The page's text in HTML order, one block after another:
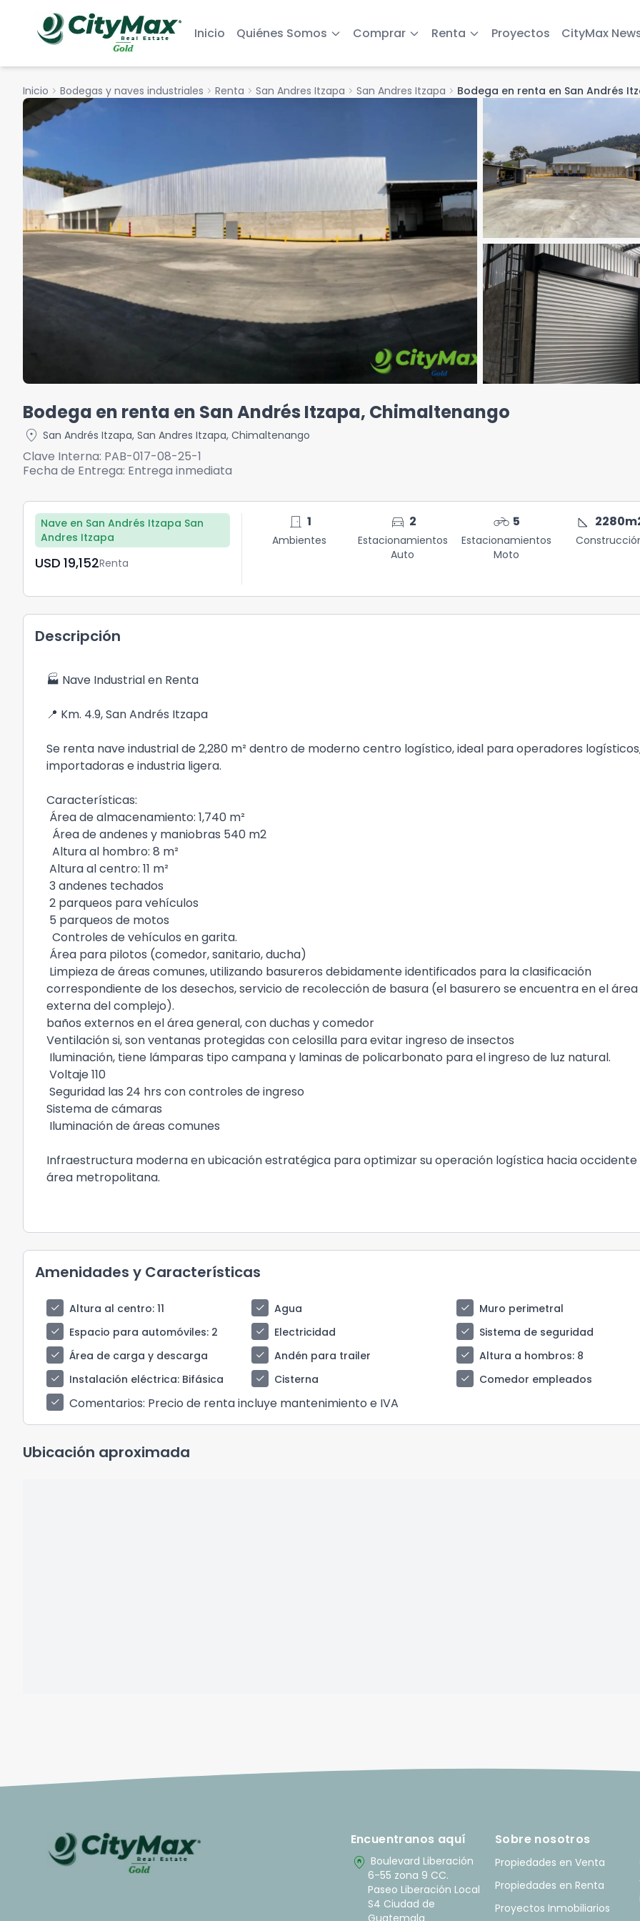
Inicio Quiénes Somos Comprar Renta Proyectos CityMax
Inicio chevron_right Bodegas y naves industriales chevron_right Renta chevron_right San Andres Itzapa chevron_right San Andres Itzapa chevron_right Bodega en renta en San Andrés
Bodega en renta en San Andrés Itzapa, Chimaltenango
location_on San Andrés Itzapa, San Andres Itzapa, Chimaltenango
Clave Interna: PAB-017-08-25-1
Fecha de Entrega: Entrega inmediata
Nave en San Andrés Itzapa San
Andres Itzapa
USD	19,152Renta
door_front 1
Ambientes
directions_car 2
Estacionamientos
Auto
motorcycle 5
Estacionamientos
Moto
square_foot 2280
Descripción
🏭 Nave Industrial en Renta
📍 Km. 4.9, San Andrés Itzapa
Se renta nave industrial de 2,280 m² dentro de moderno centro logístico, ideal para operadores
importadoras e industria ligera.
Características:
Área de almacenamiento: 1,740 m²
Área de andenes y maniobras 540 m2
Altura al hombro: 8 m²
Altura al centro: 11 m²
3 andenes techados
2 parqueos para vehículos
5 parqueos de motos
Controles de vehículos en garita.
Área para pilotos (comedor, sanitario, ducha)
Limpieza de áreas comunes, utilizando basureros debidamente identificados para la clasificación
correspondiente de los desechos, servicio de recolección de basura (el basurero se encuentra en el área
externa del complejo).
baños externos en el área general, con duchas y comedor
Ventilación si, son ventanas protegidas con celosilla para evitar ingreso de insectos
Iluminación, tiene lámparas tipo campana y laminas de policarbonato para el ingreso de luz natural.
Voltaje 110
Seguridad las 24 hrs con controles de ingreso
Sistema de cámaras
Iluminación de áreas comunes
Infraestructura moderna en ubicación estratégica para optimizar su operación logística hacia occidente
área metropolitana.
Amenidades y Características
check Altura al centro: 11 check Agua check
Muro perimetral
check
Espacio para automóviles: 2 check Electricidad check
Sistema de seguridad
check
Área de carga y descarga check Andén para trailer check Altura a hombros: 8
check
Instalación eléctrica: Bifásica check Cisterna check
Comedor empleados
check
Comentarios: Precio de renta incluye mantenimiento e IVA
Ubicación aproximada
Encuentranos aquí
home_pin Boulevard Liberación
6-55 zona 9 CC.
Paseo Liberación Local
S4 Ciudad de
Guatemala
Sobre nosotros
Propiedades en Venta
Propiedades en Renta
Proyectos Inmobiliarios